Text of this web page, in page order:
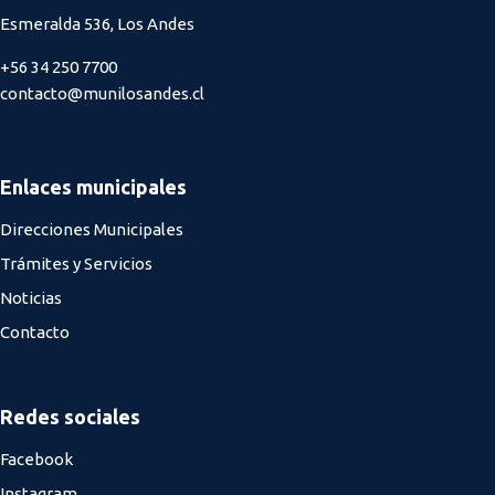
Esmeralda 536, Los Andes
+56 34 250 7700
contacto@munilosandes.cl
Enlaces municipales
Direcciones Municipales
Trámites y Servicios
Noticias
Contacto
Redes sociales
Facebook